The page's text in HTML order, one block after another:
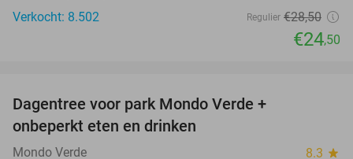
Verkocht: 8.502
Regulier €28,50
€24,50
Dagentree voor park Mondo Verde +
onbeperkt eten en drinken
Mondo Verde 8.3 star